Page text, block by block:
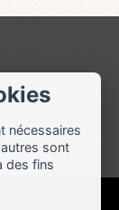
nécessaires
sont
des fins